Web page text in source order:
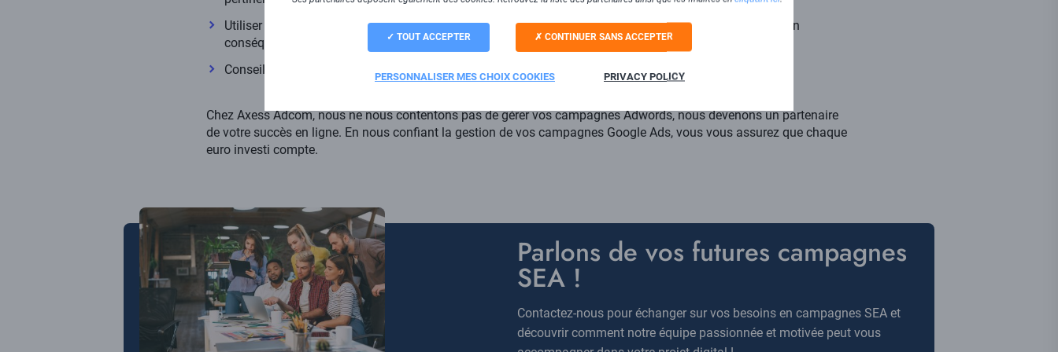
Utiliser des outils d'analyse avancés pour suivre les performances de vos campagnes et les optimiser en
conséquence : mise en place d’un tracking afin d’analyser la consommation du site par l’internaute
Conseiller dans vos investissements SEA en fonction des forecast prédit par les outils Google ads
Chez Axess Adcom, nous ne nous contentons pas de gérer vos campagnes Adwords, nous devenons un partenaire
de votre succès en ligne. En nous confiant la gestion de vos campagnes Google Ads, vous vous assurez que chaque
euro investi compte.
Image
Titre
Parlons de vos futures campagnes
SEA !
Description
Contactez-nous pour échanger sur vos besoins en campagnes SEA et
découvrir comment notre équipe passionnée et motivée peut vous
TOUT ACCEPTER CONTINUER SANS ACCEPTER
PERSONNALISER MES CHOIX COOKIES PRIVACY POLICY